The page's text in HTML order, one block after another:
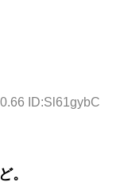
ID:Sl61gybC
。